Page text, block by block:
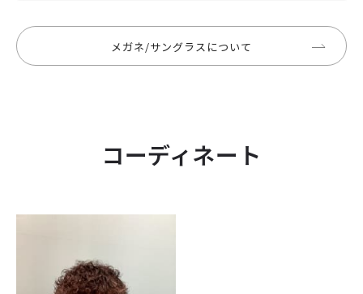
メガネ/サングラスについて
コーディネート